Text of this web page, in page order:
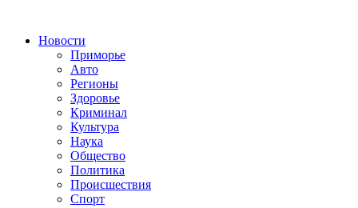
Новости
Приморье
Авто
Регионы
Здоровье
Криминал
Культура
Наука
Общество
Политика
Происшествия
Спорт